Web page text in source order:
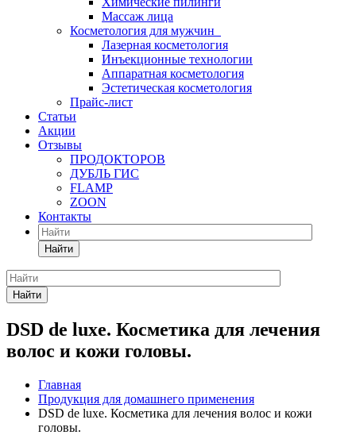
Массаж лица
Косметология для мужчин
Лазерная косметология
Инъекционные технологии
Аппаратная косметология
Эстетическая косметология
Прайс-лист
Статьи
Акции
Отзывы
ПРОДОКТОРОВ
ДУБЛЬ ГИС
FLAMP
ZOON
Контакты
Найти
Найти
DSD de luxe. Косметика для лечения
волос и кожи головы.
Главная
Продукция для домашнего применения
DSD de luxe. Косметика для лечения волос и кожи
головы.